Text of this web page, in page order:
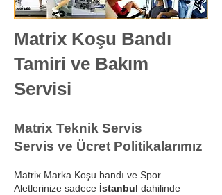
Matrix Koşu Bandı
Tamiri ve Bakım
Servisi
Matrix Teknik Servis
Servis ve Ücret Politikalarımız
Matrix Marka Koşu bandı ve Spor
Aletlerinize sadece İstanbul dahilinde